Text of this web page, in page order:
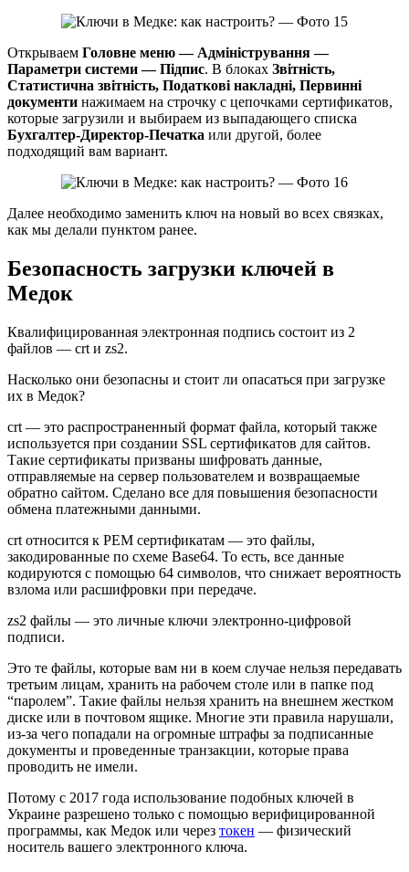
Открываем Головне меню — Адміністрування —
Параметри системи — Підпис. В блоках Звітність,
Статистична звітність, Податкові накладні, Первинні
документи нажимаем на строчку с цепочками сертификатов,
которые загрузили и выбираем из выпадающего списка
Бухгалтер-Директор-Печатка или другой, более
подходящий вам вариант.
Далее необходимо заменить ключ на новый во всех связках,
как мы делали пунктом ранее.
Безопасность загрузки ключей в
Медок
Квалифицированная электронная подпись состоит из 2
файлов — crt и zs2.
Насколько они безопасны и стоит ли опасаться при загрузке
их в Медок?
crt — это распространенный формат файла, который также
используется при создании SSL сертификатов для сайтов.
Такие сертификаты призваны шифровать данные,
отправляемые на сервер пользователем и возвращаемые
обратно сайтом. Сделано все для повышения безопасности
обмена платежными данными.
crt относится к РЕМ сертификатам — это файлы,
закодированные по схеме Base64. То есть, все данные
кодируются с помощью 64 символов, что снижает вероятность
взлома или расшифровки при передаче.
zs2 файлы — это личные ключи электронно-цифровой
подписи.
Это те файлы, которые вам ни в коем случае нельзя передавать
третьим лицам, хранить на рабочем столе или в папке под
“паролем”. Такие файлы нельзя хранить на внешнем жестком
диске или в почтовом ящике. Многие эти правила нарушали,
из-за чего попадали на огромные штрафы за подписанные
документы и проведенные транзакции, которые права
проводить не имели.
Потому с 2017 года использование подобных ключей в
Украине разрешено только с помощью верифицированной
программы, как Медок или через токен — физический
носитель вашего электронного ключа.